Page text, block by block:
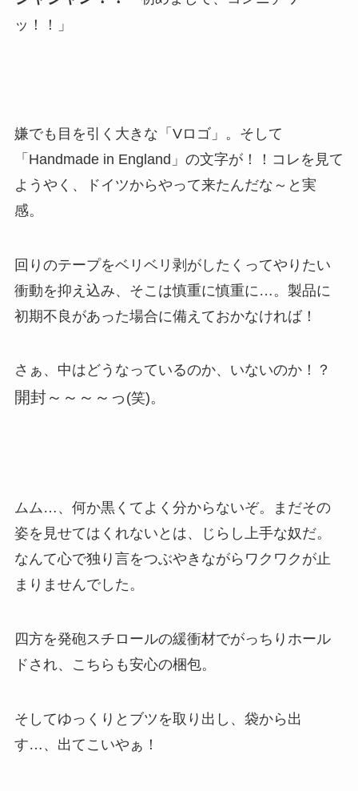
ッ！！」
嫌でも目を引く大きな「Vロゴ」。そして
「Handmade in England」の文字が！！コレを見て
ようやく、ドイツからやって来たんだな～と実
感。
回りのテープをベリベリ剥がしたくってやりたい
衝動を抑え込み、そこは慎重に慎重に…。製品に
初期不良があった場合に備えておかなければ！
さぁ、中はどうなっているのか、いないのか！？
開封～～～～っ (笑)。
ムム…、何か黒くてよく分からないぞ。まだその
姿を見せてはくれないとは、じらし上手な奴だ。
なんて心で独り言をつぶやきながらワクワクが止
まりませんでした。
四方を発砲スチロールの緩衝材でがっちりホール
ドされ、こちらも安心の梱包。
そしてゆっくりとブツを取り出し、袋から出
す…、出てこいやぁ！